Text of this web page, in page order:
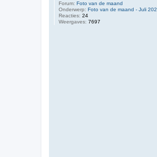
Forum: Foto van de maand
Onderwerp: Foto van de maand - Juli
Reacties: 24
Weergaves: 7697